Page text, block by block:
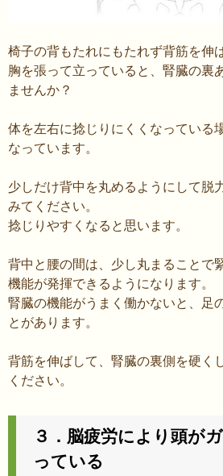
椅子の背もたれにもたれず背筋を伸
胸を張って立っていると、腎臓の裏
ませんか？
体を左右に捻じりにくくなっている
なっています。
少しだけ背中を丸めるようにして脱
みてください。
捻じりやすくなると思います。
背中と腰の間は、少し丸まることで
機能が発揮できるようになります。
腎臓の機能がうまく働かないと、足
とがあります。
背筋を伸ばして、腎臓の裏側を硬く
ください。
３．脳疲労により頭が
っている